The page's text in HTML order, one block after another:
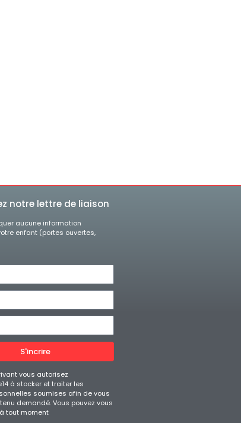
notre lettre de liaison
aucune information
enfant (portes ouvertes,
S'incrire
vous autorisez
à stocker et traiter les
soumises afin de vous
demandé. Vous pouvez vous
tout moment